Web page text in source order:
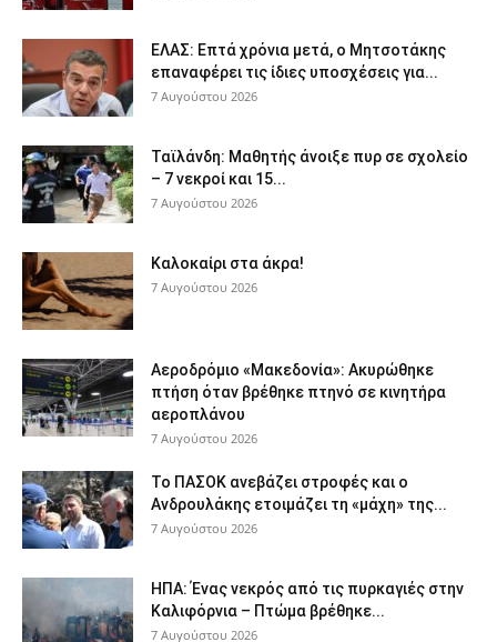
ΕΛΑΣ: Επτά χρόνια μετά, ο Μητσοτάκης
επαναφέρει τις ίδιες υποσχέσεις για...
7 Αυγούστου 2026
Ταϊλάνδη: Μαθητής άνοιξε πυρ σε σχολείο
– 7 νεκροί και 15...
7 Αυγούστου 2026
Καλοκαίρι στα άκρα!
7 Αυγούστου 2026
Αεροδρόμιο «Μακεδονία»: Ακυρώθηκε
πτήση όταν βρέθηκε πτηνό σε κινητήρα
αεροπλάνου
7 Αυγούστου 2026
Το ΠΑΣΟΚ ανεβάζει στροφές και ο
Ανδρουλάκης ετοιμάζει τη «μάχη» της...
7 Αυγούστου 2026
ΗΠΑ: Ένας νεκρός από τις πυρκαγιές στην
Καλιφόρνια – Πτώμα βρέθηκε...
7 Αυγούστου 2026